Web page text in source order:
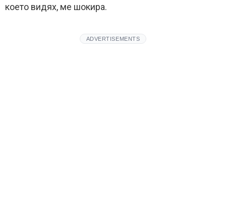
което видях, ме шокира.
ADVERTISEMENTS